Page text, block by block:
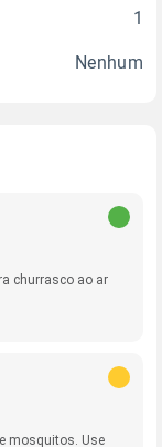
1
Nenhum
churrasco ao ar
mosquitos. Use